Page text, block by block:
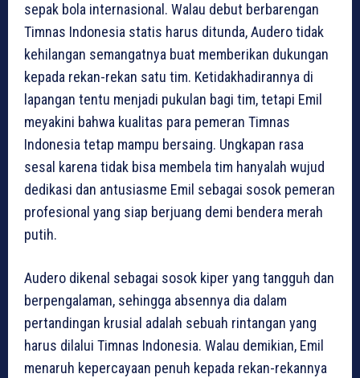
sepak bola internasional. Walau debut berbarengan
Timnas Indonesia statis harus ditunda, Audero tidak
kehilangan semangatnya buat memberikan dukungan
kepada rekan-rekan satu tim. Ketidakhadirannya di
lapangan tentu menjadi pukulan bagi tim, tetapi Emil
meyakini bahwa kualitas para pemeran Timnas
Indonesia tetap mampu bersaing. Ungkapan rasa
sesal karena tidak bisa membela tim hanyalah wujud
dedikasi dan antusiasme Emil sebagai sosok pemeran
profesional yang siap berjuang demi bendera merah
putih.
Audero dikenal sebagai sosok kiper yang tangguh dan
berpengalaman, sehingga absennya dia dalam
pertandingan krusial adalah sebuah rintangan yang
harus dilalui Timnas Indonesia. Walau demikian, Emil
menaruh kepercayaan penuh kepada rekan-rekannya